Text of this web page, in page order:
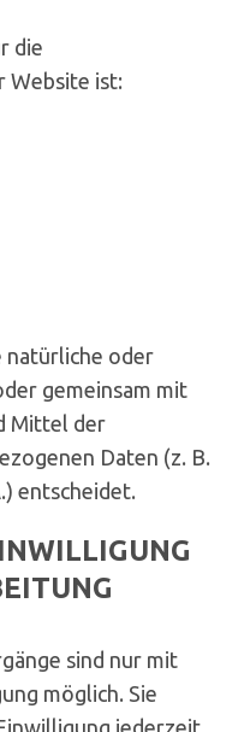
die
Website ist:
natürliche oder
gemeinsam mit
Mittel der
Daten (z. B.
entscheidet.
sind nur mit
möglich. Sie
jederzeit